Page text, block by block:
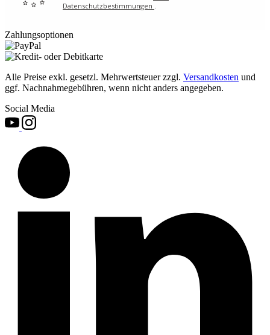
Datenschutzbestimmungen .
Zahlungsoptionen
Alle Preise exkl. gesetzl. Mehrwertsteuer zzgl. Versandkosten und
ggf. Nachnahmegebühren, wenn nicht anders angegeben.
Social Media